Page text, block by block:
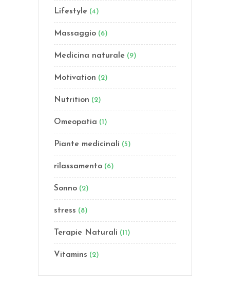
Lifestyle (4)
Massaggio (6)
Medicina naturale (9)
Motivation (2)
Nutrition (2)
Omeopatia (1)
Piante medicinali (5)
rilassamento (6)
Sonno (2)
stress (8)
Terapie Naturali (11)
Vitamins (2)